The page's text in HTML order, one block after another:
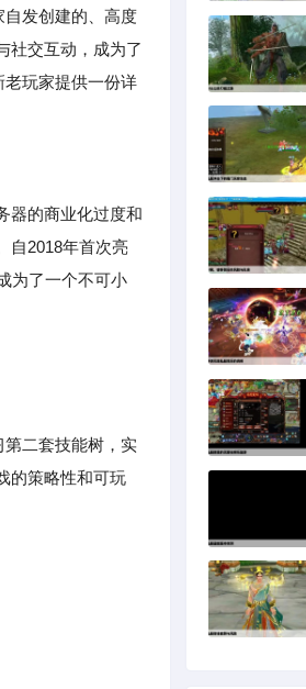
自发创建的、高度
社交互动，成为了
老玩家提供一份详
器的商业化过度和
自2018年首次亮
为了一个不可小
二套技能树，实
的策略性和可玩